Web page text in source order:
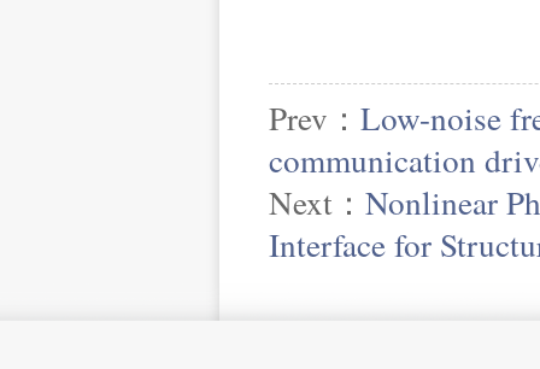
Prev： Low-noise
communication
Next： Nonlinear
Interface for